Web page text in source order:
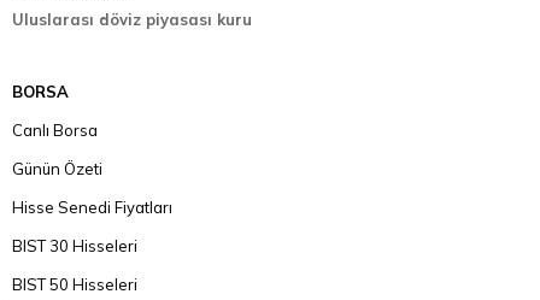
Uluslarası döviz piyasası kuru
BORSA
Canlı Borsa
Günün Özeti
Hisse Senedi Fiyatları
BIST 30 Hisseleri
BIST 50 Hisseleri